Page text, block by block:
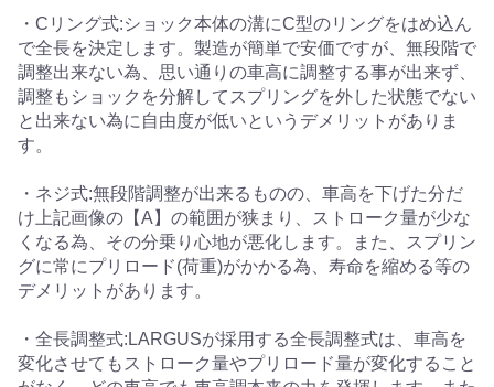
・Cリング式:ショック本体の溝にC型のリングをはめ込ん
で全長を決定します。製造が簡単で安価ですが、無段階で
調整出来ない為、思い通りの車高に調整する事が出来ず、
調整もショックを分解してスプリングを外した状態でない
と出来ない為に自由度が低いというデメリットがありま
す。
・ネジ式:無段階調整が出来るものの、車高を下げた分だ
け上記画像の【A】の範囲が狭まり、ストローク量が少な
くなる為、その分乗り心地が悪化します。また、スプリン
グに常にプリロード(荷重)がかかる為、寿命を縮める等の
デメリットがあります。
・全長調整式:LARGUSが採用する全長調整式は、車高を
変化させてもストローク量やプリロード量が変化すること